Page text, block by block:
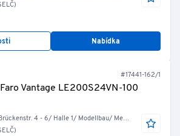
Nabídka
#17441-162/1
Vantage LE200S24VN-100
4 - 6/ Halle 1/ Modellbau/ Messraum